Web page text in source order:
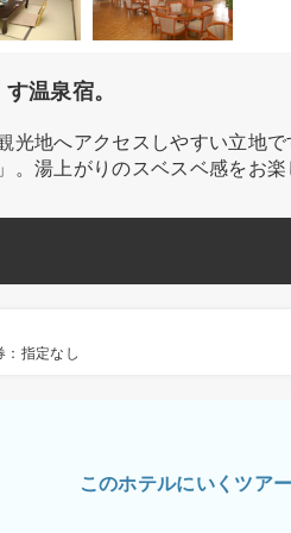
温泉宿。
光地へアクセスしやすい立地
湯上がりのスベスベ感をお楽
：指定なし
このホテルにいくツア